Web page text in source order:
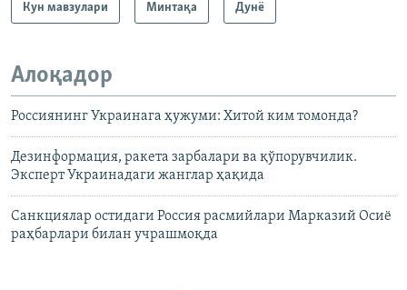
Кун мавзулари Минтақа Дунë
Алоқадор
Россиянинг Украинага ҳужуми: Хитой ким томонда?
Дезинформация, ракета зарбалари ва қўпорувчилик.
Эксперт Украинадаги жанглар ҳақида
Санкциялар остидаги Россия расмийлари Марказий Осиё
раҳбарлари билан учрашмоқда